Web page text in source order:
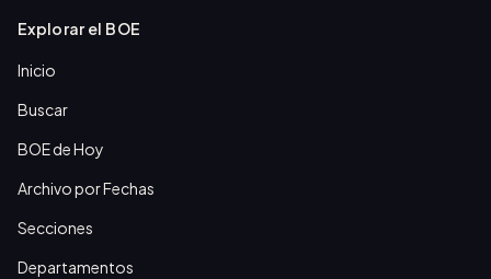
Explorar el BOE
Inicio
Buscar
BOE de Hoy
Archivo por Fechas
Secciones
Departamentos